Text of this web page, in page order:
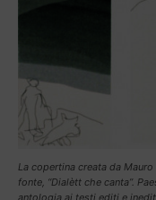
La copertina creata da
fonte, “Dialètt che canta”.
antologia ai testi editi e